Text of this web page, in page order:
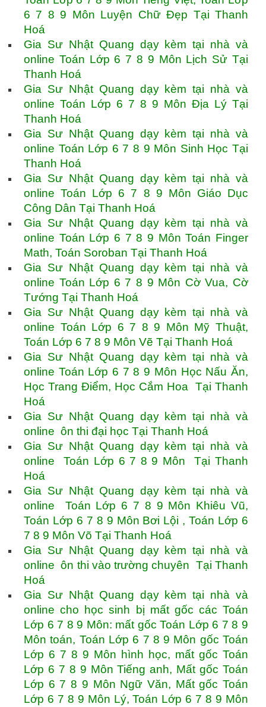
6 7 8 9 Môn Luyện Chữ Đẹp Tại Thanh
Hoá
Gia Sư Nhật Quang dạy kèm tại nhà và
online Toán Lớp 6 7 8 9 Môn Lịch Sử Tại
Thanh Hoá
Gia Sư Nhật Quang dạy kèm tại nhà và
online Toán Lớp 6 7 8 9 Môn Địa Lý Tại
Thanh Hoá
Gia Sư Nhật Quang dạy kèm tại nhà và
online Toán Lớp 6 7 8 9 Môn Sinh Học Tại
Thanh Hoá
Gia Sư Nhật Quang dạy kèm tại nhà và
online Toán Lớp 6 7 8 9 Môn Giáo Dục
Công Dân Tại Thanh Hoá
Gia Sư Nhật Quang dạy kèm tại nhà và
online Toán Lớp 6 7 8 9 Môn Toán Finger
Math, Toán Soroban Tại Thanh Hoá
Gia Sư Nhật Quang dạy kèm tại nhà và
online Toán Lớp 6 7 8 9 Môn Cờ Vua, Cờ
Tướng Tại Thanh Hoá
Gia Sư Nhật Quang dạy kèm tại nhà và
online Toán Lớp 6 7 8 9 Môn Mỹ Thuật,
Toán Lớp 6 7 8 9 Môn Vẽ Tại Thanh Hoá
Gia Sư Nhật Quang dạy kèm tại nhà và
online Toán Lớp 6 7 8 9 Môn Học Nấu Ăn,
Học Trang Điểm, Học Cắm Hoa Tại Thanh
Hoá
Gia Sư Nhật Quang dạy kèm tại nhà và
online ôn thi đại học Tại Thanh Hoá
Gia Sư Nhật Quang dạy kèm tại nhà và
online Toán Lớp 6 7 8 9 Môn Tại Thanh
Hoá
Gia Sư Nhật Quang dạy kèm tại nhà và
online Toán Lớp 6 7 8 9 Môn Khiêu Vũ,
Toán Lớp 6 7 8 9 Môn Bơi Lội , Toán Lớp 6
7 8 9 Môn Võ Tại Thanh Hoá
Gia Sư Nhật Quang dạy kèm tại nhà và
online ôn thi vào trường chuyên Tại Thanh
Hoá
Gia Sư Nhật Quang dạy kèm tại nhà và
online cho học sinh bị mất gốc các Toán
Lớp 6 7 8 9 Môn: mất gốc Toán Lớp 6 7 8 9
Môn toán, Toán Lớp 6 7 8 9 Môn gốc Toán
Lớp 6 7 8 9 Môn hình học, mất gốc Toán
Lớp 6 7 8 9 Môn Tiếng anh, Mất gốc Toán
Lớp 6 7 8 9 Môn Ngữ Văn, Mất gốc Toán
Lớp 6 7 8 9 Môn Lý, Toán Lớp 6 7 8 9 Môn